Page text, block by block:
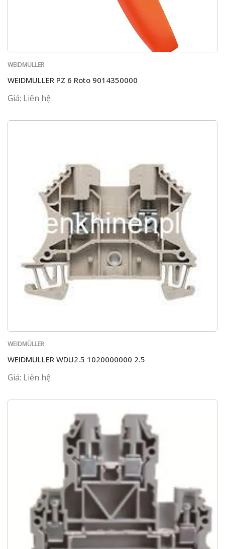
WEIDMÜLLER
WEIDMULLER PZ 6 Roto 9014350000
Giá: Liên hệ
WEIDMÜLLER
WEIDMULLER WDU2.5 1020000000 2.5
Giá: Liên hệ